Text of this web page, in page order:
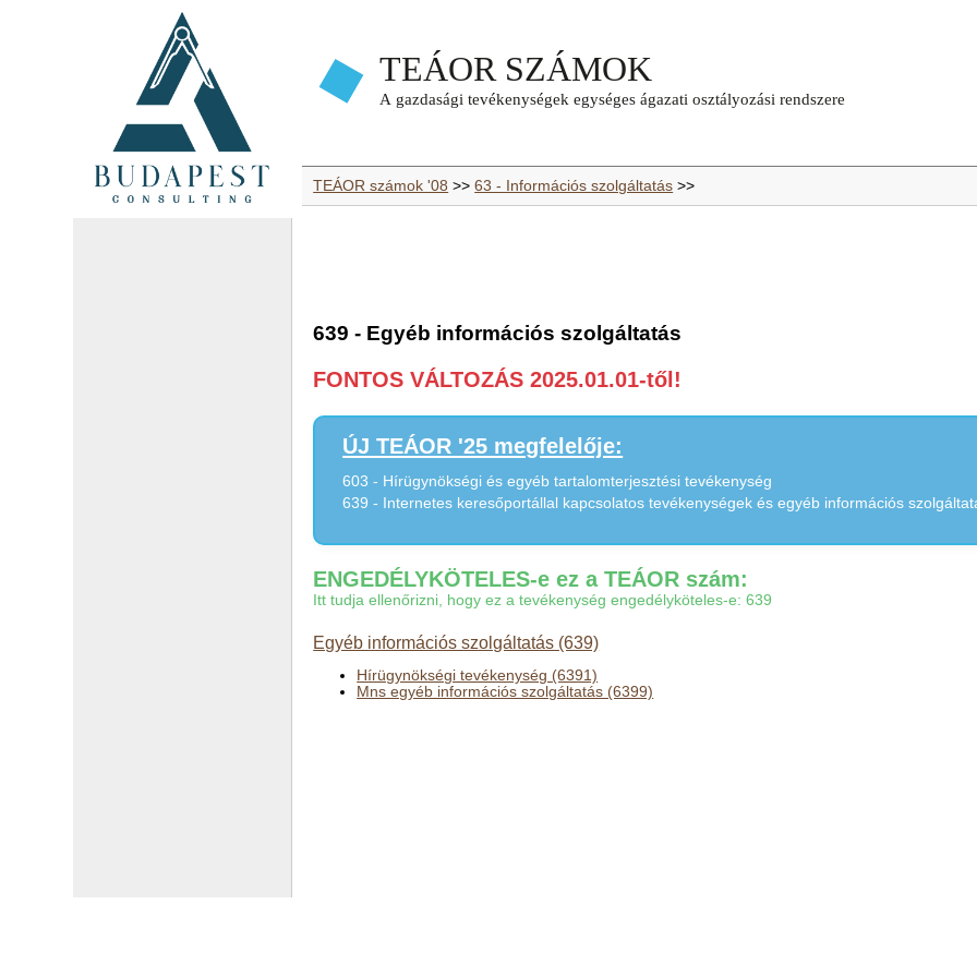
TEÁOR számok '08 >>63 - Információs szolgáltatás >>
639 - Egyéb információs szolgáltatás
FONTOS VÁLTOZÁS 2025.01.01-től!
ÚJ TEÁOR '25 megfelelője:
603 - Hírügynökségi és egyéb tartalomterjesztési tevékenység
639 - Internetes keresőportállal kapcsolatos tevékenységek és egyéb információs
ENGEDÉLYKÖTELES-e ez a TEÁOR szám:
Itt tudja ellenőrizni, hogy ez a tevékenység engedélyköteles-e: 639
Egyéb információs szolgáltatás (639)
Hírügynökségi tevékenység (6391)
Mns egyéb információs szolgáltatás (6399)